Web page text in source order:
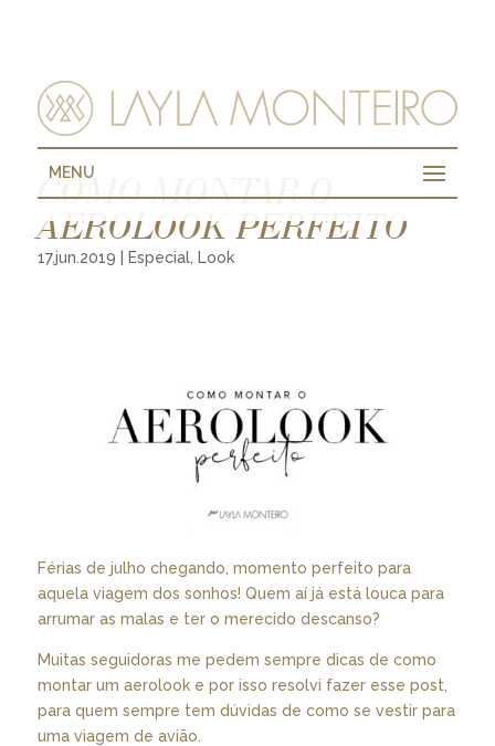
MENU
COMO MONTAR O
AEROLOOK PERFEITO
17.jun.2019 Especial, Look
Férias de julho chegando, momento perfeito para
aquela viagem dos sonhos! Quem aí já está louca para
arrumar as malas e ter o merecido descanso?
Muitas seguidoras me pedem sempre dicas de como
montar um aerolook e por isso resolvi fazer esse post,
para quem sempre tem dúvidas de como se vestir para
uma viagem de avião.